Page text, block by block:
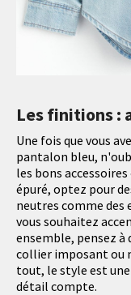
Les finitions :
Une fois que vous
pantalon bleu,
les bons
épuré, optez pour
neutres comme des
vous souhaitez
ensemble, pensez
collier imposant ou
tout, le style est
détail compte.